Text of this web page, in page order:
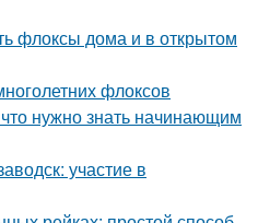
флоксы дома и в открытом
флоксов
нужно знать начинающим
участие в